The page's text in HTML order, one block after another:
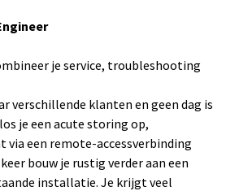
je service, troubleshooting
verschillende klanten en geen dag is
je een acute storing op,
via een remote-accessverbinding
bouw je rustig verder aan een
installatie. Je krijgt veel